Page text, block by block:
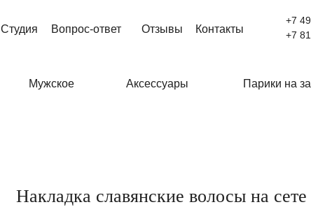
Отзывы
Вопрос-ответ
Студия
+7
+7
Контакты
Парики на
Аксессуары
Мужское
Накладка славянские волосы на